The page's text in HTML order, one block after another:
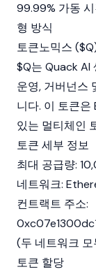
99.99% 가동
형 방식
토큰노믹스
$Q는 Quack AI
운영, 거버넌스
니다. 이 토큰은
있는 멀티체인
토큰 세부 정보
최대 공급량:
네트워크:
컨트랙트 주소:
(두 네트워크
토큰 할당